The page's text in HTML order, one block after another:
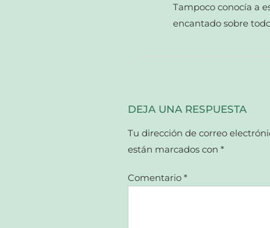
Tampoco conocía a
encantado sobre
DEJA UNA RESPUESTA
Tu dirección de correo
están marcados con *
Comentario *